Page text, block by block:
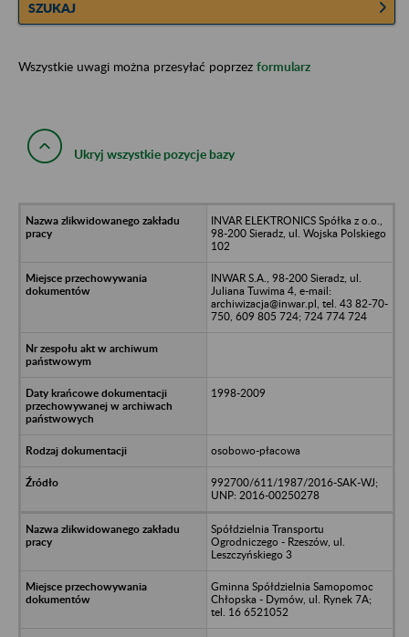
SZUKAJ
Wszystkie uwagi można przesyłać poprzez formularz
Ukryj wszystkie pozycje bazy
INVAR ELEKTRONICS Spółka z o.o.,
98-200 Sieradz, ul. Wojska Polskiego
102
INWAR S.A., 98-200 Sieradz, ul.
Juliana Tuwima 4, e-mail:
archiwizacja@inwar.pl, tel. 43 82-70-
750, 609 805 724; 724 774 724
1998-2009
osobowo-płacowa
992700/611/1987/2016-SAK-WJ;
UNP: 2016-00250278
Spółdzielnia Transportu
Ogrodniczego - Rzeszów, ul.
Leszczyńskiego 3
Gminna Spółdzielnia Samopomoc
Chłopska - Dymów, ul. Rynek 7A;
tel. 16 6521052